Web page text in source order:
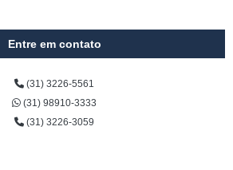
Entre em contato
(31) 3226-5561
(31) 98910-3333
(31) 3226-3059